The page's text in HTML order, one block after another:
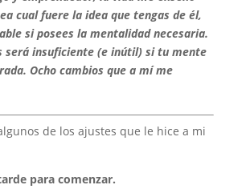
cual fuere la idea que tengas de él,
si posees la mentalidad necesaria.
será insuficiente (e inútil) si tu mente
Ocho cambios que a mí me
de los ajustes que le hice a mi
para comenzar.